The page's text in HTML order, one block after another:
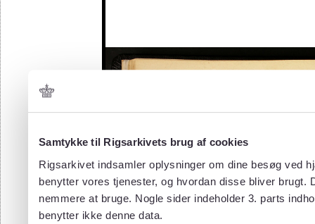
Samtykke til Rigsarkivets brug af cookies
Rigsarkivet indsamler oplysninger om dine besøg ved
benytter vores tjenester, og hvordan disse bliver
nemmere at bruge. Nogle sider indeholder 3. parts
benytter ikke denne data.